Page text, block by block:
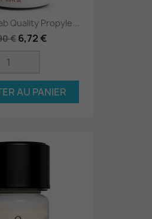
Quality Propyle...
€ 6,72 €
AU PANIER